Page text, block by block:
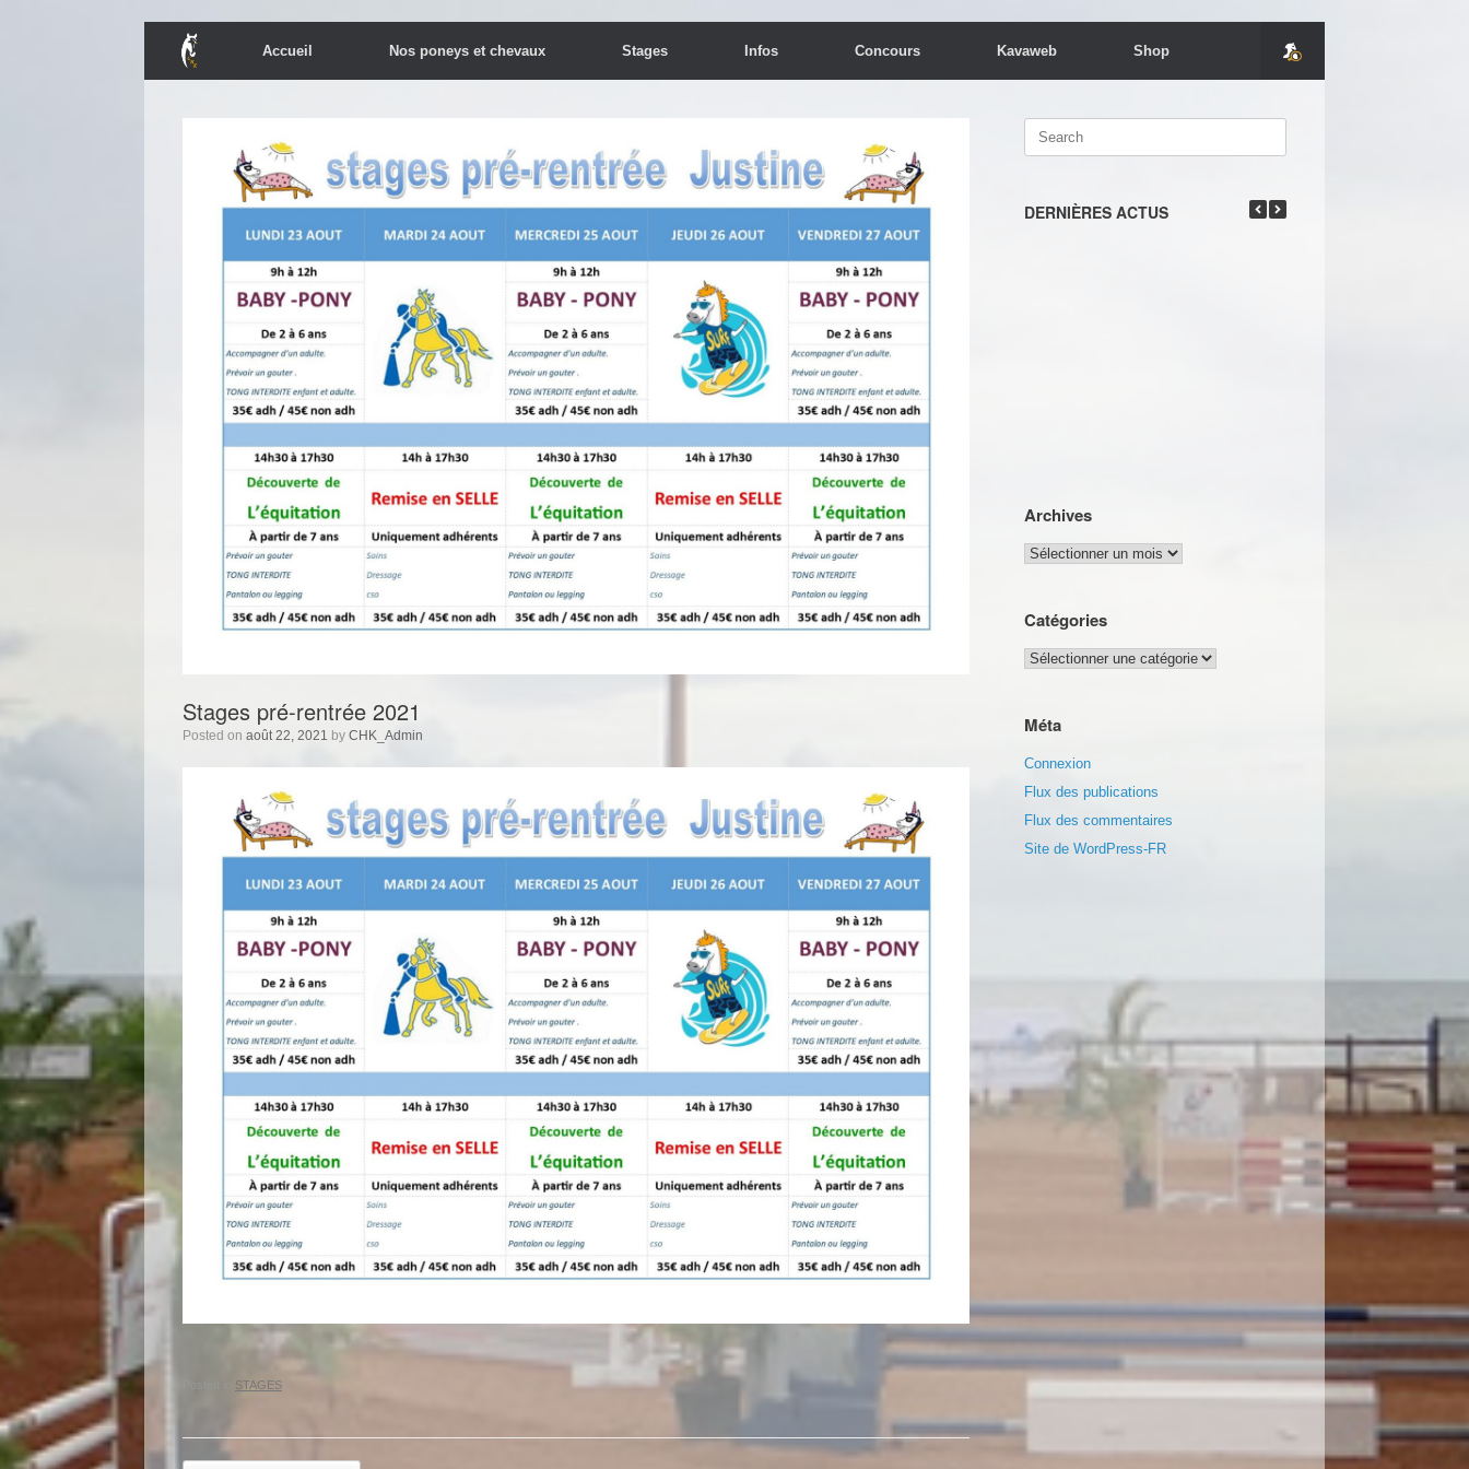
Accueil Nos poneys et chevaux Stages Infos Concours Kavaweb Shop
Stages pré-rentrée 2021
Posted on août 22, 2021 by CHK_Admin
STAGES
Search
DERNIÈRES ACTUS
Archives
Archives
Catégories
Catégories
Méta
Connexion
Flux des publications
Flux des commentaires
Site de WordPress-FR